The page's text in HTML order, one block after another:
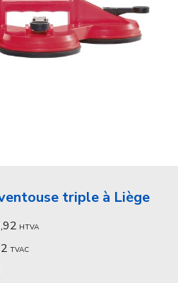
triple à Liège
HTVA
TVAC